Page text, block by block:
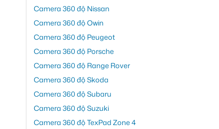
Camera 360 độ Nissan
Camera 360 độ Owin
Camera 360 độ Peugeot
Camera 360 độ Porsche
Camera 360 độ Range Rover
Camera 360 độ Skoda
Camera 360 độ Subaru
Camera 360 độ Suzuki
Camera 360 độ TexPad Zone 4